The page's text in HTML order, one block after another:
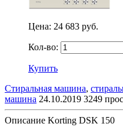
Цена: 24 683 руб.
Кол-во:
Купить
Стиральная машина,
машина 24.10.2019 3249
Описание Korting DSK 150